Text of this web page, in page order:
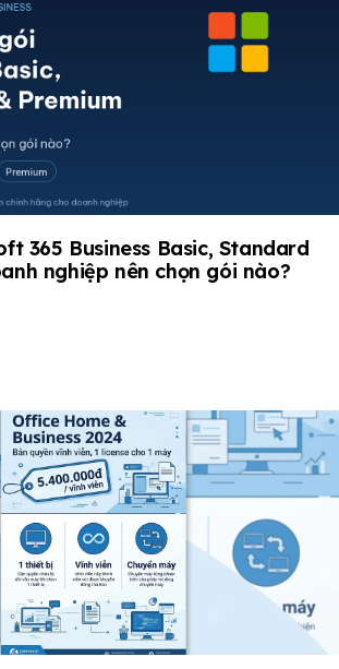
365 Business Basic, Standard
nghiệp nên chọn gói nào?